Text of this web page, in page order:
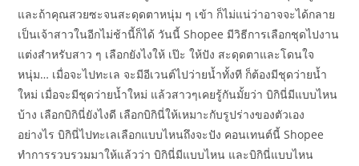
และถ้าคุณสวยซะจนสะดุดตาหนุ่ม ๆ เข้า ก็ไม่แน่ว่าอาจจะได้กลาย
เป็นเจ้าสาวในอีกไม่ช้านี้ก็ได้ วันนี้ Shopee มีวิธีการเลือกชุดไปงาน
แต่งสำหรับสาว ๆ เลือกยังไงให้ เป๊ะ ให้ปัง สะดุดตาและโดนใจ
หนุ่ม… เมื่อจะไปทะเล จะมีอีเวนต์ไปว่ายน้ำทั้งที ก็ต้องมีชุดว่ายน้ำ
ใหม่ เมื่อจะมีชุดว่ายน้ำใหม่ แล้วสาวๆเคยรู้กันมั้ยว่า บิกินี่มีแบบไหน
บ้าง เลือกบิกินี่ยังไงดี เลือกบิกินี่ให้เหมาะกับรูปร่างของตัวเอง
อย่างไร บิกินี่ไปทะเลเลือกแบบไหนถึงจะปัง คอนเทนต์นี้ Shopee
ทำการรวบรวมมาให้แล้วว่า บิกินี่มีแบบไหน และบิกินี่แบบไหน